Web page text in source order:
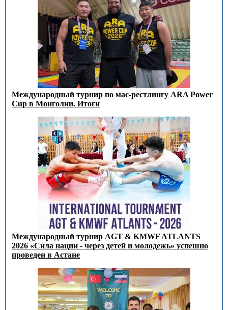
Международный турнир по мас-рестлингу ARA Power
Cup в Монголии. Итоги
Международный турнир AGT & KMWF ATLANTS
2026 «Сила нации - через детей и молодежь» успешно
проведен в Астане